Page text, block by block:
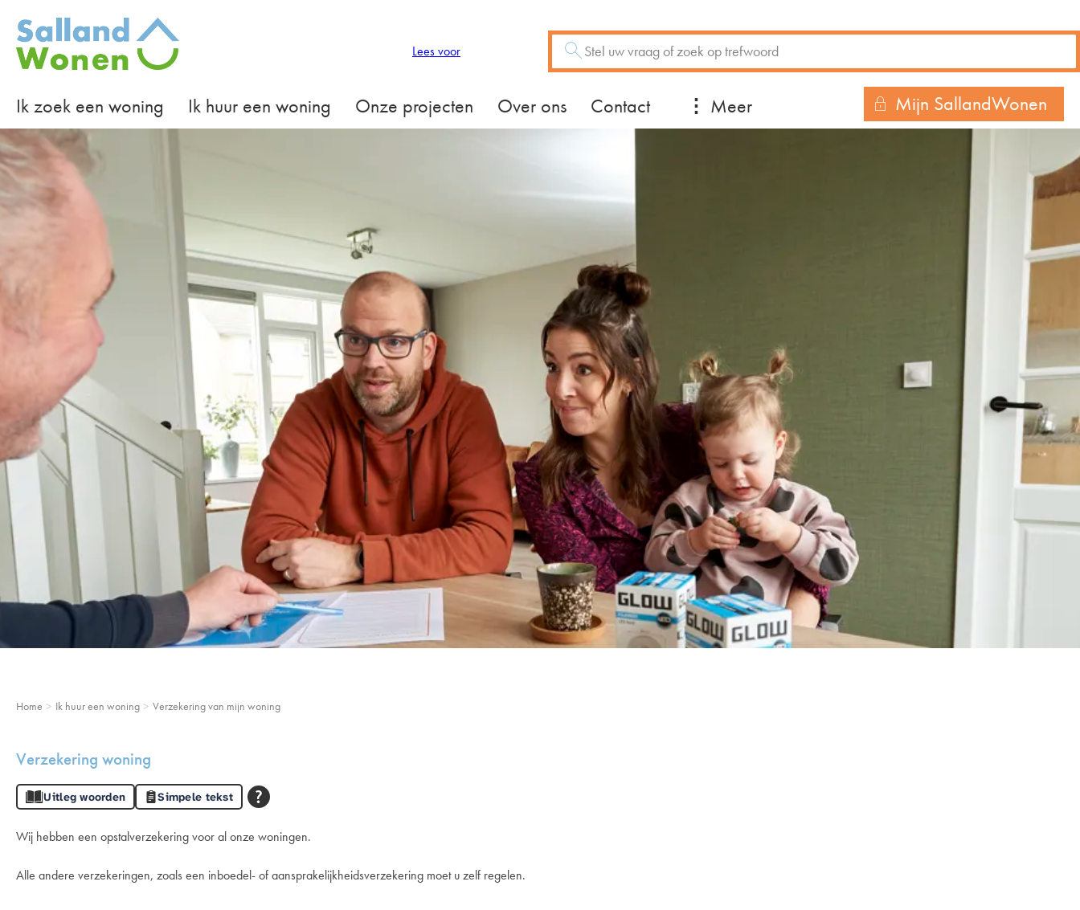
Naar de homepage
Ik zoek een woning Ik huur een woning Onze projecten Over ons Contact Meer
Lees voor Zoeken
Vraag of trefwoord
Mijn SallandWonen
Home Ik huur een woning Verzekering van mijn woning
Verzekering woning
Uitleg woorden Simpele tekst
Wij hebben een opstalverzekering voor al onze woningen.
Alle andere verzekeringen, zoals een inboedel- of aansprakelijkheidsverzekering moet u zelf regelen.